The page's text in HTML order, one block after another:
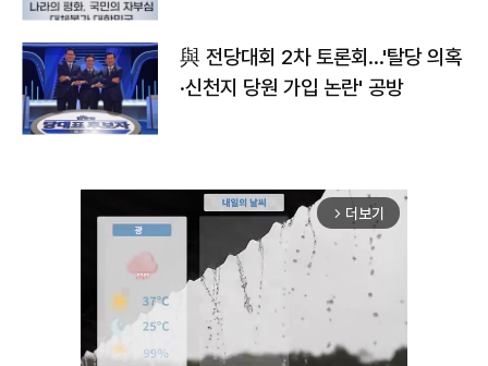
與 전당대회 2차 토론회…'탈당 의혹
·신천지 당원 가입 논란' 공방
arrow_forward_ios 더보기